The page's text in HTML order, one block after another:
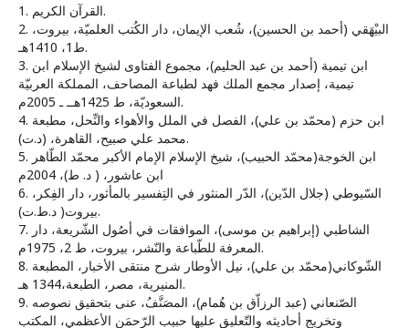
1. القرآن الكريم.
2. البيْهَقي (أحمد بن الحسين)، شُعب الإيمان، دار الكُتب العلميّة، بيروت،
ط1، 1410هـ.
3. ابن تيمية (أحمد بن عبد الحليم)، مجموع الفتاوى لشيخ الإسلام ابن
تيمية، إصدار مجمع الملك فهد لطباعة المصاحف، المملكة العربيّة
السعوديّة، ط 1425هــ ـ 2005م.
4. ابن حزم (محمّد بن علي)، الفصل في الملل والأهواء والنِّحل، مطبعة
محمد علي صبيح، القاهرة، (د.ت).
5. ابن الخوجة(محمّد الحبيب)، شيخ الإسلام الإمام الأكبر محمّد الطّاهر
ابن عاشور، ( د. ط)، 2004م
6. السّيوطي (جلال الدّين)، الدّر المنثور في التِفسير بالمأثور، دار الفِكر،
بيروت( د.ط.ت).
7. الشاطبي (إبراهيم بن موسى)، الموافقات في أصُول الشّريعة، دار
المعرفة للطّباعة والنّشر، بيروت، ط 2، 1975م.
8. الشّوكاني(محمّد بن علي)، نيل الأوطار شرح منتقى الأخبار، المطبعة
المنيرية، مصر، الطبعة،1344 هـ.
9. الصّنعاني (عبد الرزاّق بن هُمام)، المصَنَّفُ، عنى بتحقيق نصوصه
وتخريج أحاديثه والتّعليق عليها حبيب الرّحمَن الأعظمي، المكتب